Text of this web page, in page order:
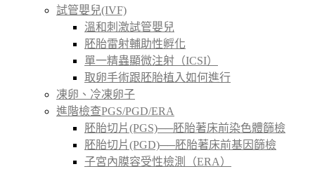
試管嬰兒(IVF)
溫和刺激試管嬰兒
胚胎雷射輔助性孵化
單一精蟲顯微注射（ICSI）
取卵手術跟胚胎植入如何進行
凍卵、冷凍卵子
進階檢查PGS/PGD/ERA
胚胎切片(PGS)──胚胎著床前染色體篩檢
胚胎切片(PGD)──胚胎著床前基因篩檢
子宮內膜容受性檢測（ERA）